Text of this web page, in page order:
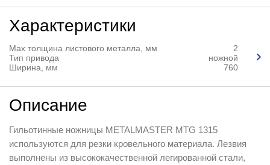
Характеристики
Max толщина листового металла, мм
2
Тип привода
ножной
Ширина, мм
760
Описание
Гильотинные ножницы METALMASTER MTG 1315
используются для резки кровельного материала. Лезвия
выполнены из высококачественной легированной стали,